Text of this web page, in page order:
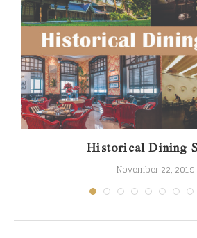
Historical Dining
November 22, 2019